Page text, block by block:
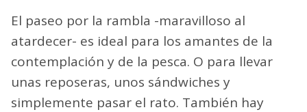
El paseo por la rambla -maravilloso al
atardecer- es ideal para los amantes de la
contemplación y de la pesca. O para llevar
unas reposeras, unos sándwiches y
simplemente pasar el rato. También hay